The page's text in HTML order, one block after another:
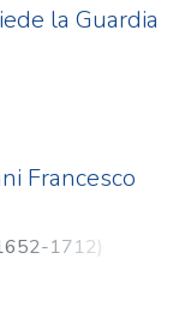
la Guardia
Francesco
1712)